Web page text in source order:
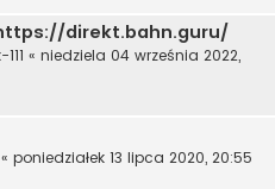
direkt.bahn.guru/
« niedziela 04 września 2022,
« poniedziałek 13 lipca 2020, 20:55